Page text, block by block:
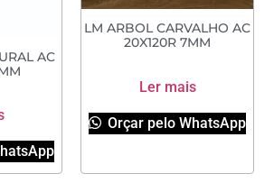
AC
LM ARBOL CARVALHO AC
20X120R 7MM
Ler mais
Orçar pelo WhatsApp